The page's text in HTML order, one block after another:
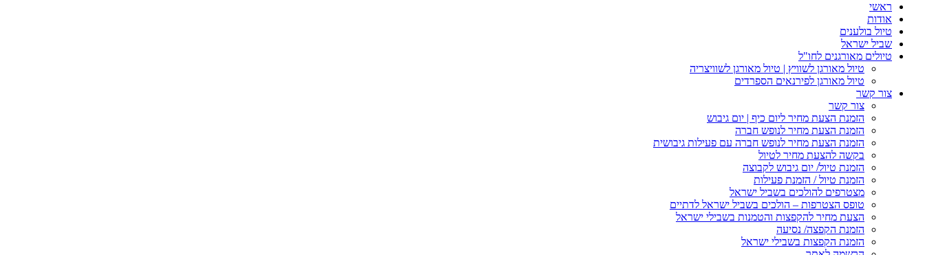
ראשי
אודות
טיול בולענים
שביל ישראל
טיולים מאורגנים לחו"ל
טיול מאורגן לשוויץ | טיול מאורגן לשוויצריה
טיול מאורגן לפירנאים הספרדים
צור קשר
צור קשר
הזמנת הצעת מחיר ליום כיף | יום גיבוש
הזמנת הצעת מחיר לנופש חברה
הזמנת הצעת מחיר לנופש חברה עם פעילות גיבושית
בקשה להצעת מחיר לטיול
הזמנת טיול/ יום גיבוש לקבוצה
הזמנת טיול / הזמנת פעילות
מצטרפים להולכים בשביל ישראל
טופס הצטרפות – הולכים בשביל ישראל לדתיים
הצעת מחיר להקפצות והטמנות בשבילי ישראל
הזמנת הקפצה/ נסיעה
הזמנת הקפצות בשבילי ישראל